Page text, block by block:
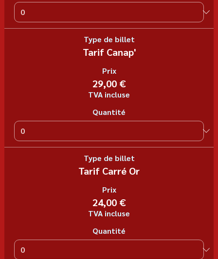
Type de billet
Tarif Canap'
Prix
29,00 €
TVA incluse
Quantité
Type de billet
Tarif Carré Or
Prix
24,00 €
TVA incluse
Quantité